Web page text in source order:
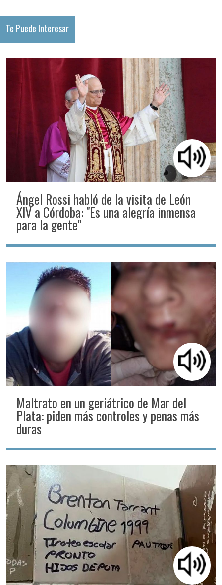
Te Puede Interesar
Ángel Rossi habló de la visita de León
XIV a Córdoba: "Es una alegría inmensa
para la gente"
Maltrato en un geriátrico de Mar del
Plata: piden más controles y penas más
duras